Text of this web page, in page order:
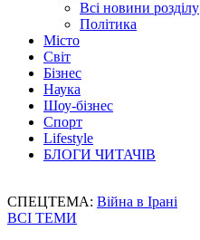
Всі новини розділу
Політика
Місто
Світ
Бізнес
Наука
Шоу-бізнес
Спорт
Lifestyle
БЛОГИ ЧИТАЧІВ
СПЕЦТЕМА: Війна в Ірані
ВСІ ТЕМИ